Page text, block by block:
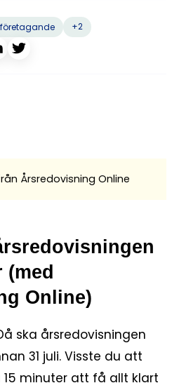
+2
Årsredovisning Online
(med
Online)
ska årsredovisningen
31 juli. Visste du att
minuter att få allt klart